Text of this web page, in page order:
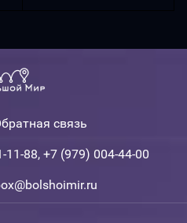
связь
11-88, +7 (979) 004-44-00